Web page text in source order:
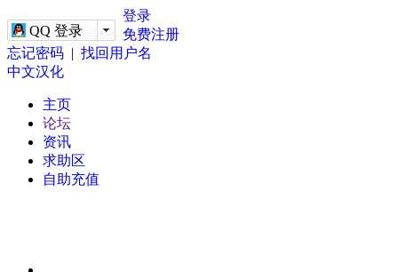
QQ 登录
登录
免费注册
忘记密码 | 找回用户名
中文汉化
主页
论坛
资讯
求助区
自助充值